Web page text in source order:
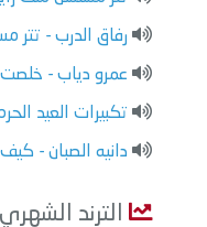
رفاق الدرب - تتر
عمرو دياب -
تكبيرات العيد
دانيه الصبان -
الترند الشهري